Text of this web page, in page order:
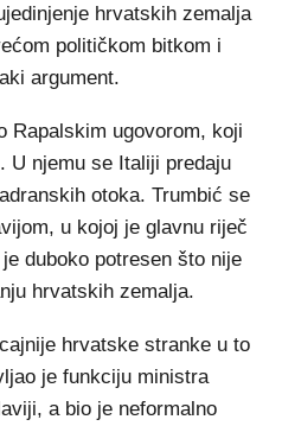
hrvatskih zemalja
političkom bitkom i
argument.
Rapalskim ugovorom, koji
U njemu se Italiji predaju
otoka. Trumbić se
u kojoj je glavnu riječ
duboko potresen što nije
hrvatskih zemalja.
hrvatske stranke u to
je funkciju ministra
a bio je neformalno